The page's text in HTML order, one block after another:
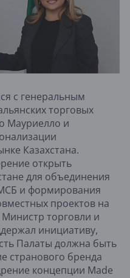
с генеральным
торговых
Мауриелло и
Казахстана.
открыть
для объединения
и формирования
проектов на
торговли и
инициативу,
Палаты должна быть
странового бренда
концепции Made